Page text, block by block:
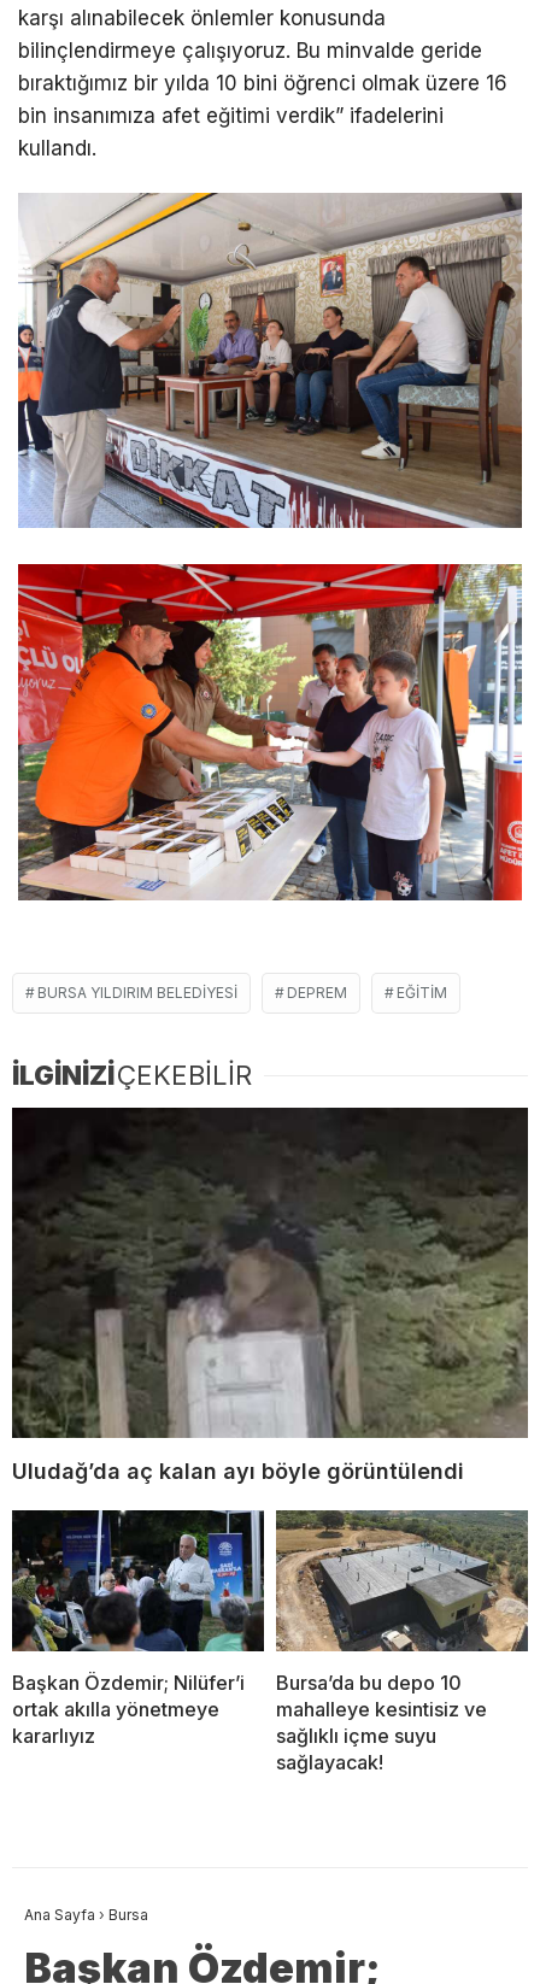
karşı alınabilecek önlemler konusunda
bilinçlendirmeye çalışıyoruz. Bu minvalde geride
bıraktığımız bir yılda 10 bini öğrenci olmak üzere 16
bin insanımıza afet eğitimi verdik” ifadelerini
kullandı.
BURSA YILDIRIM BELEDIYESI DEPREM EĞITIM
İLGİNİZİÇEKEBİLİR
Uludağ’da aç kalan ayı böyle görüntülendi
Başkan Özdemir; Nilüfer’i
ortak akılla yönetmeye
kararlıyız
Bursa’da bu depo 10
mahalleye kesintisiz ve
sağlıklı içme suyu
sağlayacak!
Ana Sayfa › Bursa
Başkan Özdemir;